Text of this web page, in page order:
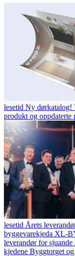
lesetid Ny dørkatalog!
produkt og oppdaterte
lesetid Årets
byggevarekjeda XL-
leverandør for
kjedene Byggtorget